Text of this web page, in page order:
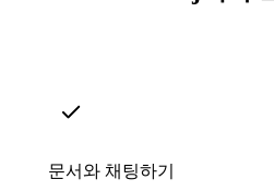
문서와 채팅하기